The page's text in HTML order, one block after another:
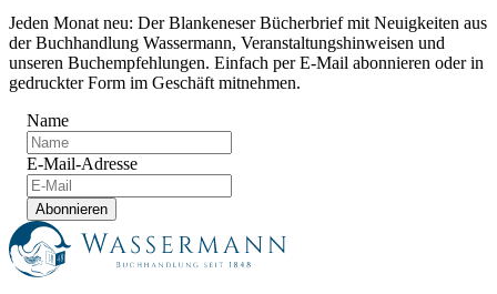
Jeden Monat neu: Der Blankeneser Bücherbrief mit Neuigkeiten aus
der Buchhandlung Wassermann, Veranstaltungshinweisen und
unseren Buchempfehlungen. Einfach per E-Mail abonnieren oder in
gedruckter Form im Geschäft mitnehmen.
Name
E-Mail-Adresse
Abonnieren